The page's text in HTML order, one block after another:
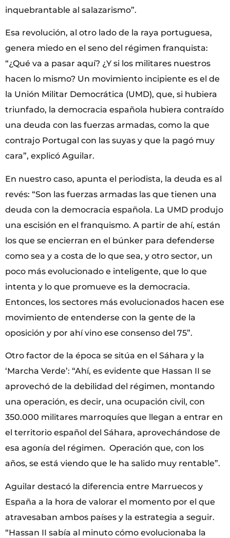
inquebrantable al salazarismo”.
Esa revolución, al otro lado de la raya portuguesa,
genera miedo en el seno del régimen franquista:
“¿Qué va a pasar aquí? ¿Y si los militares nuestros
hacen lo mismo? Un movimiento incipiente es el de
la Unión Militar Democrática (UMD), que, si hubiera
triunfado, la democracia española hubiera contraído
una deuda con las fuerzas armadas, como la que
contrajo Portugal con las suyas y que la pagó muy
cara”, explicó Aguilar.
En nuestro caso, apunta el periodista, la deuda es al
revés: “Son las fuerzas armadas las que tienen una
deuda con la democracia española. La UMD produjo
una escisión en el franquismo. A partir de ahí, están
los que se encierran en el búnker para defenderse
como sea y a costa de lo que sea, y otro sector, un
poco más evolucionado e inteligente, que lo que
intenta y lo que promueve es la democracia.
Entonces, los sectores más evolucionados hacen ese
movimiento de entenderse con la gente de la
oposición y por ahí vino ese consenso del 75”.
Otro factor de la época se sitúa en el Sáhara y la
‘Marcha Verde’: “Ahí, es evidente que Hassan II se
aprovechó de la debilidad del régimen, montando
una operación, es decir, una ocupación civil, con
350.000 militares marroquíes que llegan a entrar en
el territorio español del Sáhara, aprovechándose de
esa agonía del régimen. Operación que, con los
años, se está viendo que le ha salido muy rentable”.
Aguilar destacó la diferencia entre Marruecos y
España a la hora de valorar el momento por el que
atravesaban ambos países y la estrategia a seguir.
“Hassan II sabía al minuto cómo evolucionaba la